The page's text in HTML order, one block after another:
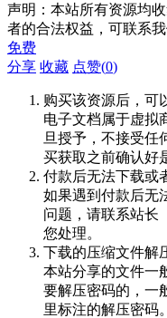
声明：本站所有资源均
者的合法权益，可联系我
免费
分享 收藏 点赞(0)
购买该资源后，可
电子文档属于虚拟
旦授予，不接受任
买获取之前确认好
付款后无法下载或
如果遇到付款后无
问题，请联系站长
您处理。
下载的压缩文件解
本站分享的文件一
要解压密码的，一
里标注的解压密码。